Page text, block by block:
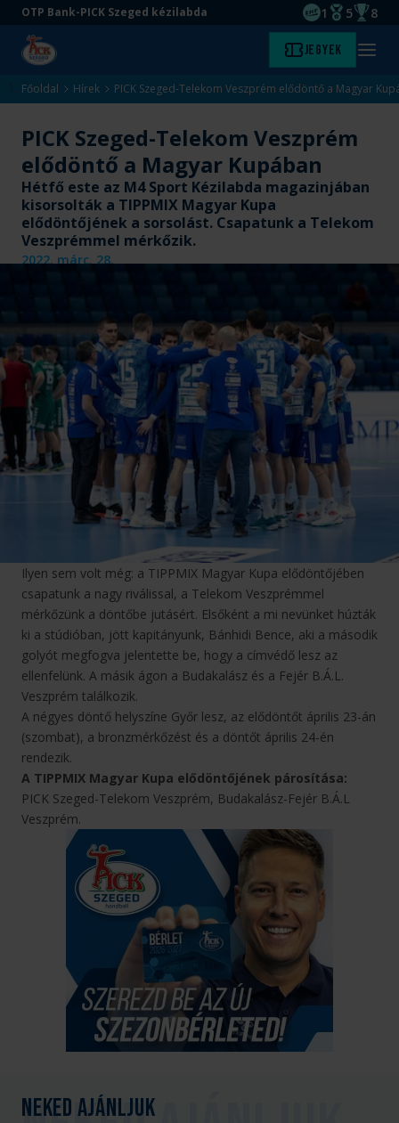
Ugrás
tartalomra
Ugrás
aljára
OTP Bank-PICK Szeged kézilabda
EHF
1
Magyar
5 8
Kezdőlap Jegyek Menü
Főoldal Hírek PICK Szeged-Telekom Veszprém elődöntő a Magyar
PICK Szeged-Telekom Veszprém
elődöntő a Magyar Kupában
Hétfő este az M4 Sport Kézilabda magazinjában
kisorsolták a TIPPMIX Magyar Kupa
elődöntőjének a sorsolást. Csapatunk a Telekom
Veszprémmel mérkőzik.
2022. márc. 28.
Ilyen sem volt még: a TIPPMIX Magyar Kupa elődöntőjében
csapatunk a nagy riválissal, a Telekom Veszprémmel
mérkőzünk a döntőbe jutásért. Elsőként a mi nevünket húzták
ki a stúdióban, jött kapitányunk, Bánhidi Bence, aki a második
golyót megfogva jelentette be, hogy a címvédő lesz az
ellenfelünk. A másik ágon a Budakalász és a Fejér B.Á.L.
Veszprém találkozik.
A négyes döntő helyszíne Győr lesz, az elődöntőt április 23-án
(szombat), a bronzmérkőzést és a döntőt április 24-én
rendezik.
A TIPPMIX Magyar Kupa elődöntőjének párosítása:
PICK Szeged-Telekom Veszprém, Budakalász-Fejér B.Á.L
Veszprém.
Neked ajánljuk